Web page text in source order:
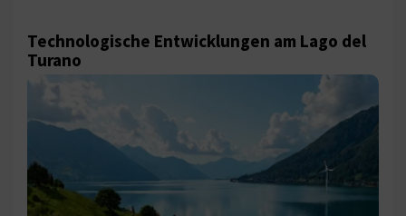
Technologische Entwicklungen am Lago del
Turano